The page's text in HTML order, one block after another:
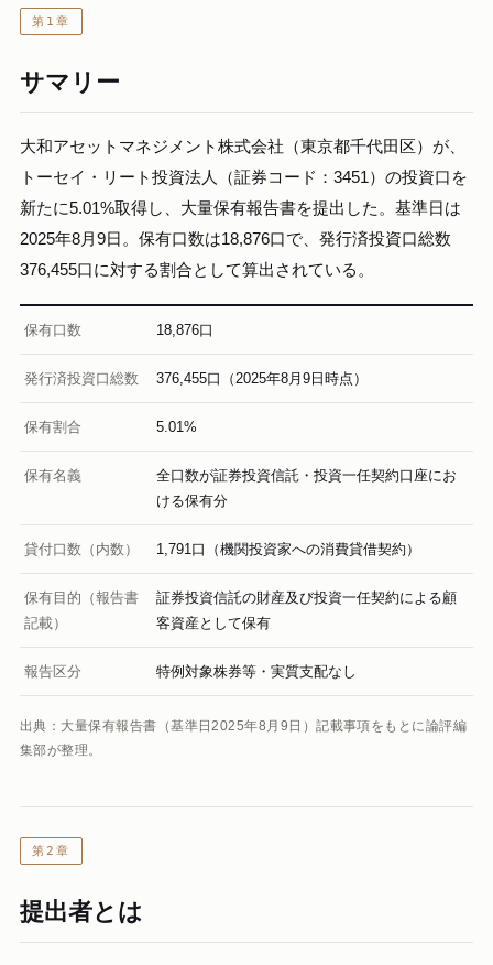
第1章
サマリー
大和アセットマネジメント株式会社（東京都千代田区）が、
トーセイ・リート投資法人（証券コード：3451）の投資口を
新たに5.01%取得し、大量保有報告書を提出した。基準日は
2025年8月9日。保有口数は18,876口で、発行済投資口総数
376,455口に対する割合として算出されている。
保有口数 18,876口
発行済投資口総数 376,455口（2025年8月9日時点）
保有割合 5.01%
保有名義
全口数が証券投資信託・投資一任契約口座にお
ける保有分
貸付口数（内数） 1,791口（機関投資家への消費貸借契約）
保有目的（報告書
記載）
証券投資信託の財産及び投資一任契約による顧
客資産として保有
報告区分 特例対象株券等・実質支配なし
出典：大量保有報告書（基準日2025年8月9日）記載事項をもとに論評編
集部が整理。
第2章
提出者とは